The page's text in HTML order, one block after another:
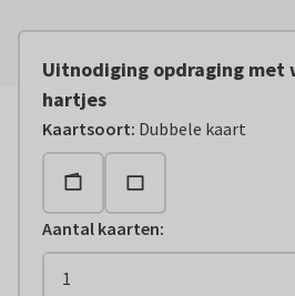
Uitnodiging opdraging met
hartjes
Kaartsoort: Dubbele kaart
Aantal kaarten: